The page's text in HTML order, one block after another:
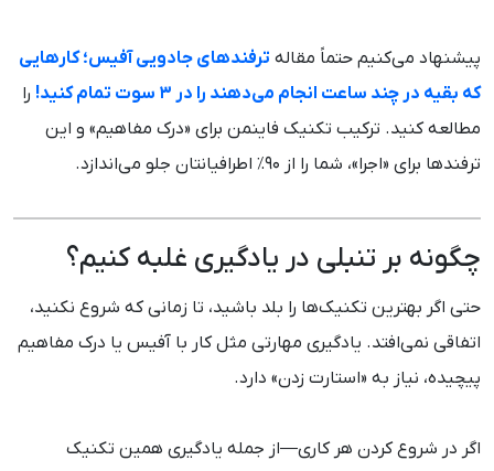
پیشنهاد می‌کنیم حتماً مقاله ترفندهای جادویی آفیس؛ کارهایی
که بقیه در چند ساعت انجام می‌دهند را در ۳ سوت تمام کنید!
را
مطالعه کنید. ترکیب تکنیک فاینمن برای «درک مفاهیم» و این
ترفندها برای «اجرا»، شما را از ۹۰٪ اطرافیانتان جلو می‌اندازد.
چگونه بر تنبلی در یادگیری غلبه کنیم؟
حتی اگر بهترین تکنیک‌ها را بلد باشید، تا زمانی که شروع نکنید،
اتفاقی نمی‌افتد. یادگیری مهارتی مثل کار با آفیس یا درک مفاهیم
پیچیده، نیاز به «استارت زدن» دارد.
اگر در شروع کردن هر کاری—از جمله یادگیری همین تکنیک